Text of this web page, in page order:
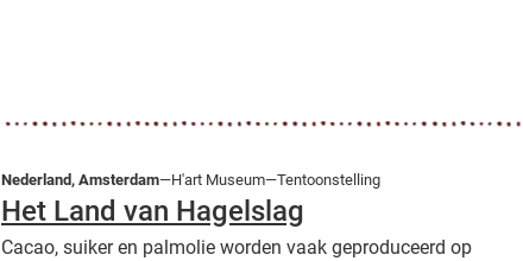
Nederland, Amsterdam—H'art Museum—Tentoonstelling
Het Land van Hagelslag
Cacao, suiker en palmolie worden vaak geproduceerd op